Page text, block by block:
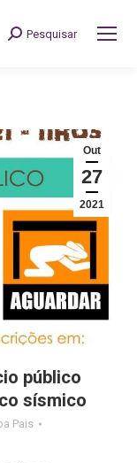
Search:
Pesquisar
Out
27
2021
público
sísmico
Pais